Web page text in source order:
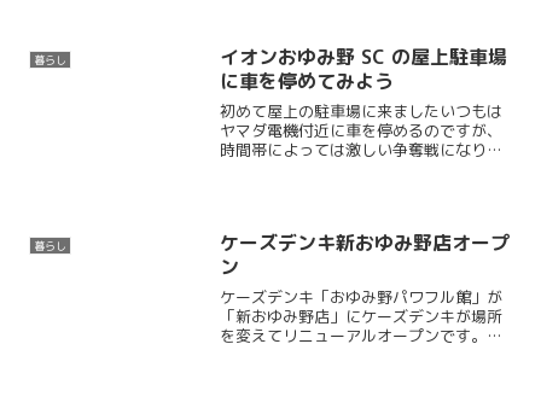
暮らし
イオンおゆみ野 SC の屋上駐車場
に車を停めてみよう
初めて屋上の駐車場に来ましたいつもは
ヤマダ電機付近に車を停めるのですが、
時間帯によっては激しい争奪戦になりま
暮らし
ケーズデンキ新おゆみ野店オープ
ン
ケーズデンキ「おゆみ野パワフル館」が
「新おゆみ野店」にケーズデンキが場所
を変えてリニューアルオープンです。一